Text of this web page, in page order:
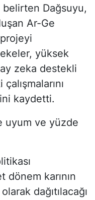
Dağsuyu,
Ar-Ge
yüksek
zeka destekli
kaydetti.
uyum ve yüzde
dönem karının
dağıtılacağı